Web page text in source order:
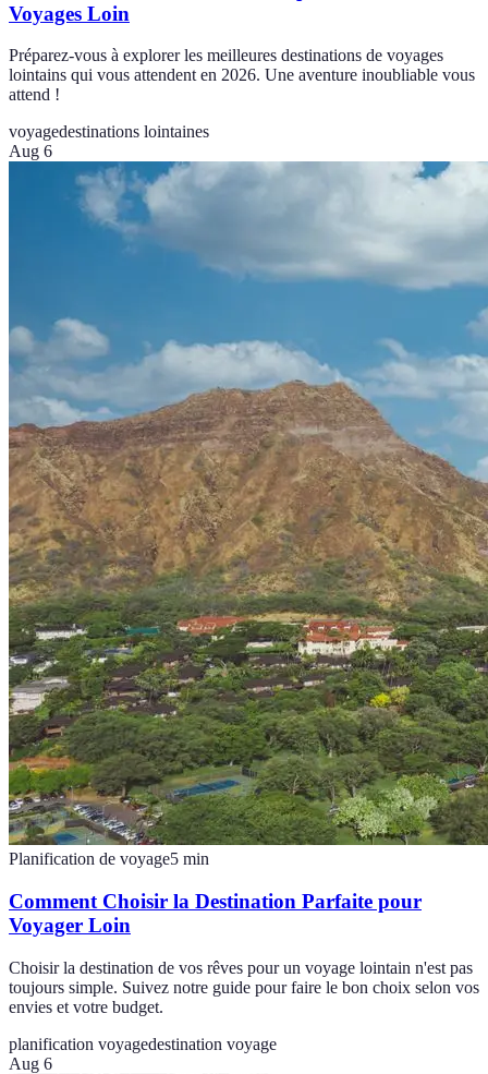
Voyages Loin
Préparez-vous à explorer les meilleures destinations de voyages
lointains qui vous attendent en 2026. Une aventure inoubliable vous
attend !
voyagedestinations lointaines
Aug 6
Planification de voyage5 min
Comment Choisir la Destination Parfaite pour
Voyager Loin
Choisir la destination de vos rêves pour un voyage lointain n'est pas
toujours simple. Suivez notre guide pour faire le bon choix selon vos
envies et votre budget.
planification voyagedestination voyage
Aug 6